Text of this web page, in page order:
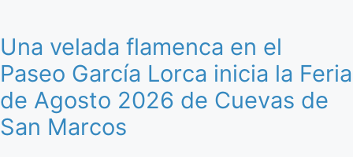
Una velada flamenca en el
Paseo García Lorca inicia la Feria
de Agosto 2026 de Cuevas de
San Marcos